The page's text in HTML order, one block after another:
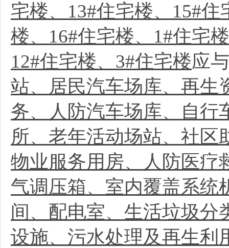
宅楼、13#住宅楼、15#
楼、16#住宅楼、1#住宅
12#住宅楼、3#住宅楼应
站、居民汽车场库、再生
务、人防汽车场库、自行
所、老年活动场站、社区
物业服务用房、人防医疗
气调压箱、室内覆盖系统
间、配电室、生活垃圾分
设施、污水处理及再生利